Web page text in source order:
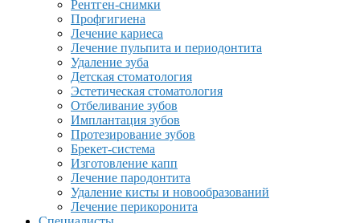
Рентген-снимки
Профгигиена
Лечение кариеса
Лечение пульпита и периодонтита
Удаление зуба
Детская стоматология
Эстетическая стоматология
Отбеливание зубов
Имплантация зубов
Протезирование зубов
Брекет-система
Изготовление капп
Лечение пародонтита
Удаление кисты и новообразований
Лечение перикоронита